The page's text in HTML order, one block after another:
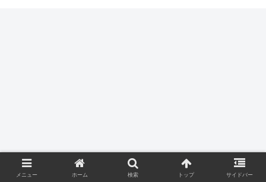
メニュー ホーム 検索 トップ サイドバー